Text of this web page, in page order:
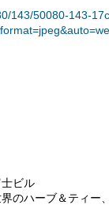
143/50080-143-
ビル
のハーブ＆ティー